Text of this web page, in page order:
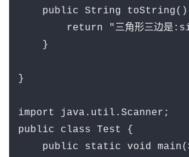
public String
return "三角形三边是
    }
}
import java.util.Scanner;
public class Test {
public static void